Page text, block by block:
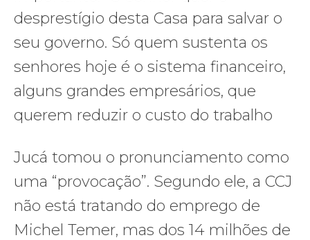
desprestígio desta Casa para salvar o
seu governo. Só quem sustenta os
senhores hoje é o sistema financeiro,
alguns grandes empresários, que
querem reduzir o custo do trabalho
Jucá tomou o pronunciamento como
uma “provocação”. Segundo ele, a CCJ
não está tratando do emprego de
Michel Temer, mas dos 14 milhões de